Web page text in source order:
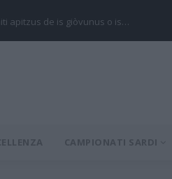
apitzus de is giòvunus o is…
CAMPIONATI SARDI